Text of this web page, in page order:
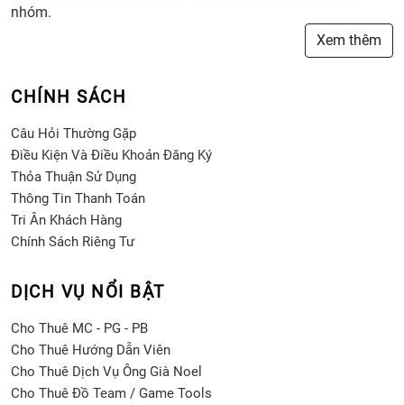
nhóm.
Xem thêm
CHÍNH SÁCH
Câu Hỏi Thường Gặp
Điều Kiện Và Điều Khoản Đăng Ký
Thỏa Thuận Sử Dụng
Thông Tin Thanh Toán
Tri Ân Khách Hàng
Chính Sách Riêng Tư
DỊCH VỤ NỔI BẬT
Cho Thuê MC - PG - PB
Cho Thuê Hướng Dẫn Viên
Cho Thuê Dịch Vụ Ông Già Noel
Cho Thuê Đồ Team / Game Tools